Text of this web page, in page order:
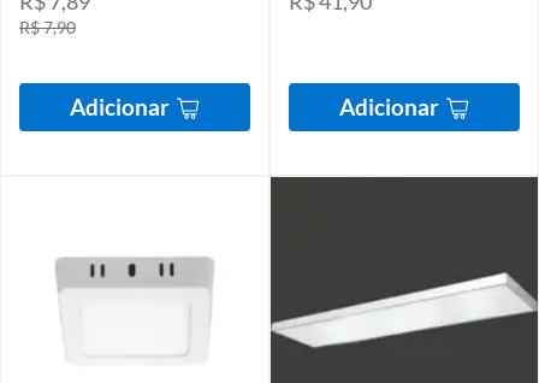
R$ 7,90
Adicionar Adicionar